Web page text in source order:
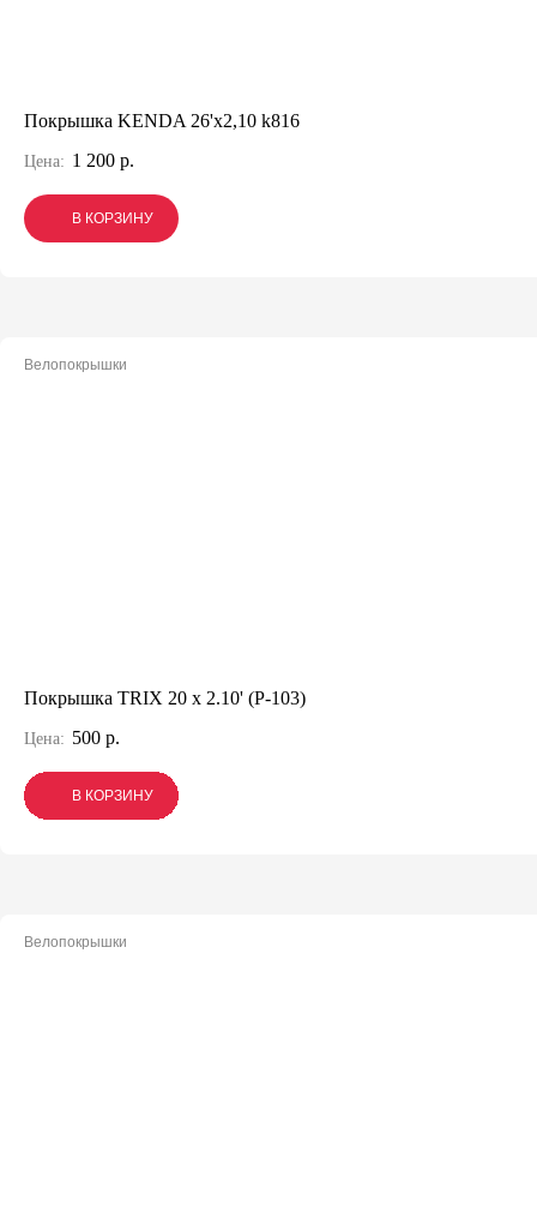
Покрышка KENDA 26'х2,10 k816
Цена: 1 200 р.
В КОРЗИНУ
В КОРЗИНУ
В КОРЗИНУ
Велопокрышки
Покрышка TRIX 20 x 2.10' (P-103)
Цена: 500 р.
В КОРЗИНУ
В КОРЗИНУ
В КОРЗИНУ
Велопокрышки